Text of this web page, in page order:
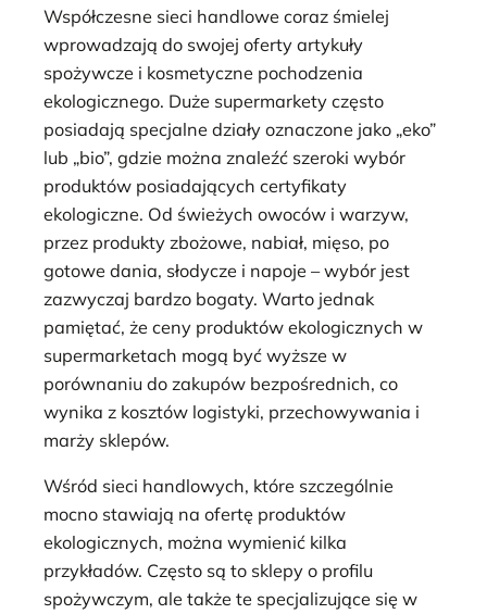
Współczesne sieci handlowe coraz śmielej
wprowadzają do swojej oferty artykuły
spożywcze i kosmetyczne pochodzenia
ekologicznego. Duże supermarkety często
posiadają specjalne działy oznaczone jako „eko”
lub „bio”, gdzie można znaleźć szeroki wybór
produktów posiadających certyfikaty
ekologiczne. Od świeżych owoców i warzyw,
przez produkty zbożowe, nabiał, mięso, po
gotowe dania, słodycze i napoje – wybór jest
zazwyczaj bardzo bogaty. Warto jednak
pamiętać, że ceny produktów ekologicznych w
supermarketach mogą być wyższe w
porównaniu do zakupów bezpośrednich, co
wynika z kosztów logistyki, przechowywania i
marży sklepów.
Wśród sieci handlowych, które szczególnie
mocno stawiają na ofertę produktów
ekologicznych, można wymienić kilka
przykładów. Często są to sklepy o profilu
spożywczym, ale także te specjalizujące się w